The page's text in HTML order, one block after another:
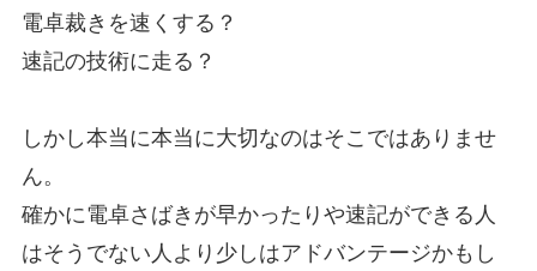
電卓裁きを速くする？
速記の技術に走る？
しかし本当に本当に大切なのはそこではありませ
ん。
確かに電卓さばきが早かったりや速記ができる人
はそうでない人より少しはアドバンテージかもし